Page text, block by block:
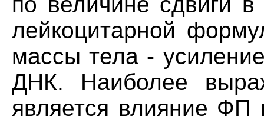
лейкоцитарной
массы тела -
ДНК. Наиболее
является влияние ФП